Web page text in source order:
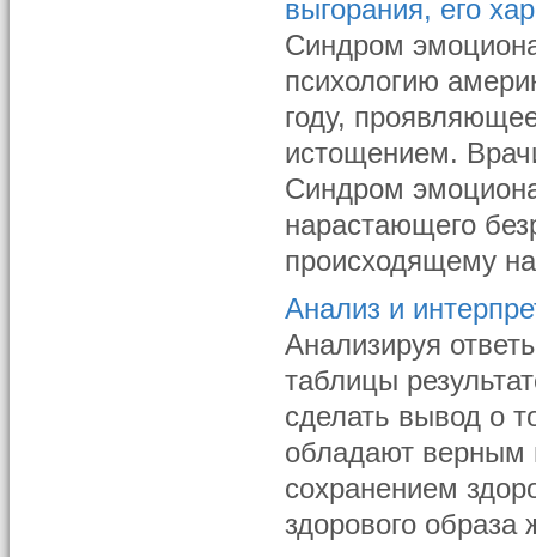
выгорания, его
Синдром
психологию
году,
истощением.
Синдром
нарастающего
происходящему
Анализ и
Анализируя
таблицы
сделать вывод о
обладают верным
сохранением
здорового